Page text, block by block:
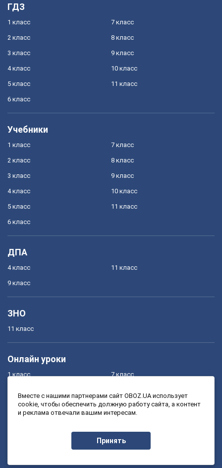
ГДЗ
1 класс
2 класс
3 класс
4 класс
5 класс
6 класс
7 класс
8 класс
9 класс
10 класс
11 класс
Учебники
1 класс
2 класс
3 класс
4 класс
5 класс
6 класс
7 класс
8 класс
9 класс
10 класс
11 класс
ДПА
4 класс
9 класс
11 класс
ЗНО
11 класс
Онлайн уроки
1 класс
3 класс
7 класс
9 класс
Вместе с нашими партнерами сайт OBOZ.UA использует
cookie, чтобы обеспечить должную работу сайта, а контент
и реклама отвечали вашим интересам.
Принять